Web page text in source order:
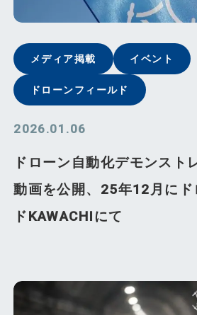
メディア掲載 イベント
ドローンフィールド
2026.01.06
ドローン自動化デモンスト
動画を公開、25年12月に
ドKAWACHIにて